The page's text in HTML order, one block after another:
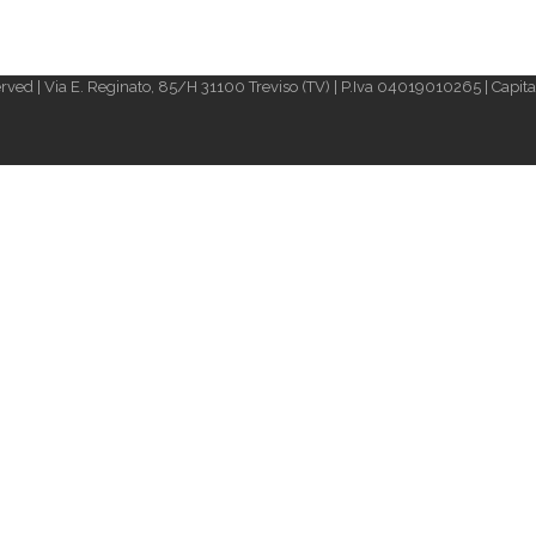
| Via E. Reginato, 85/H 31100 Treviso (TV) | P.Iva 04019010265 |